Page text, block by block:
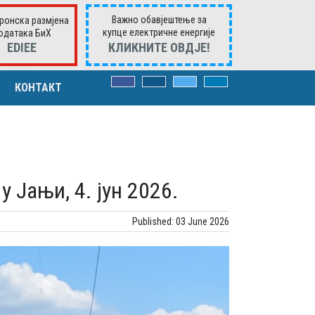
размјена
БиХ
ЕDIEE
Важно обавјештење за
купце електричне енергије
КЛИКНИTE ОВДЈЕ!
КОНТАКТ
Јањи, 4. јун 2026.
Published: 03 June 2026